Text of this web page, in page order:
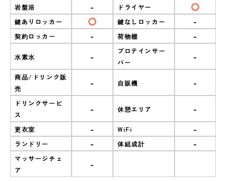
岩盤浴 -
ドライヤー
鍵ありロッカー
鍵なしロッカー -
契約ロッカー - 荷物棚 -
水素水 -
プロテインサー
バー
-
商品/ドリンク販
売
- 自販機 -
ドリンクサービ
ス
- 休憩エリア -
更衣室 - WiFi -
ランドリー - 体組成計 -
マッサージチェ
ア
-